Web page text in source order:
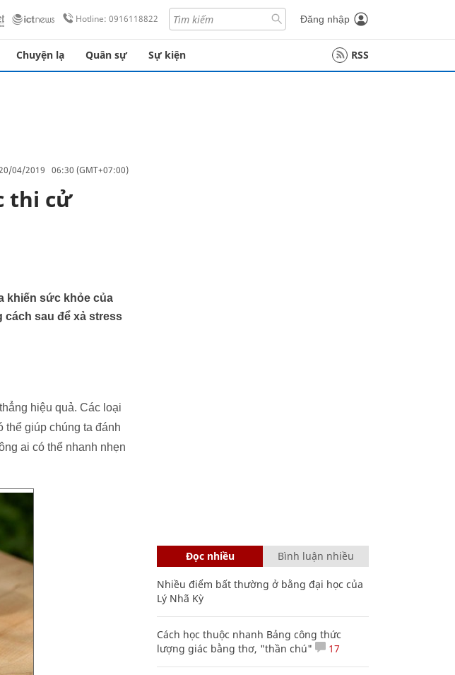
Hotline: 0916118822 Đăng nhập
Chuyện lạ Quân sự Sự kiện RSS
04/2019 06:30 (GMT+07:00)
thi cử
khiến sức khỏe của
sau để xả stress
hiệu quả. Các loại
giúp chúng ta đánh
ai có thể nhanh nhẹn
Đọc nhiều Bình luận nhiều
Nhiều điểm bất thường ở bằng đại học của
Lý Nhã Kỳ
Cách học thuộc nhanh Bảng công thức
lượng giác bằng thơ, "thần chú"
17